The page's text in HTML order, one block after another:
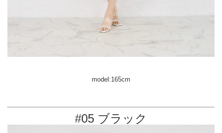
model:165cm
#05 ブラック